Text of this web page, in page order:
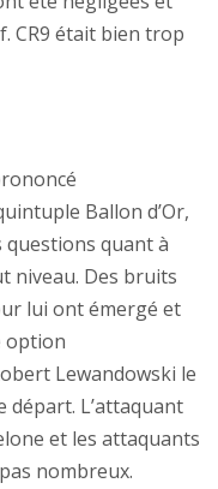
CR9 était bien trop
Ballon d’Or,
questions quant à
niveau. Des bruits
lui ont émergé et
option
Lewandowski le
départ. L’attaquant
et les attaquants
nombreux.